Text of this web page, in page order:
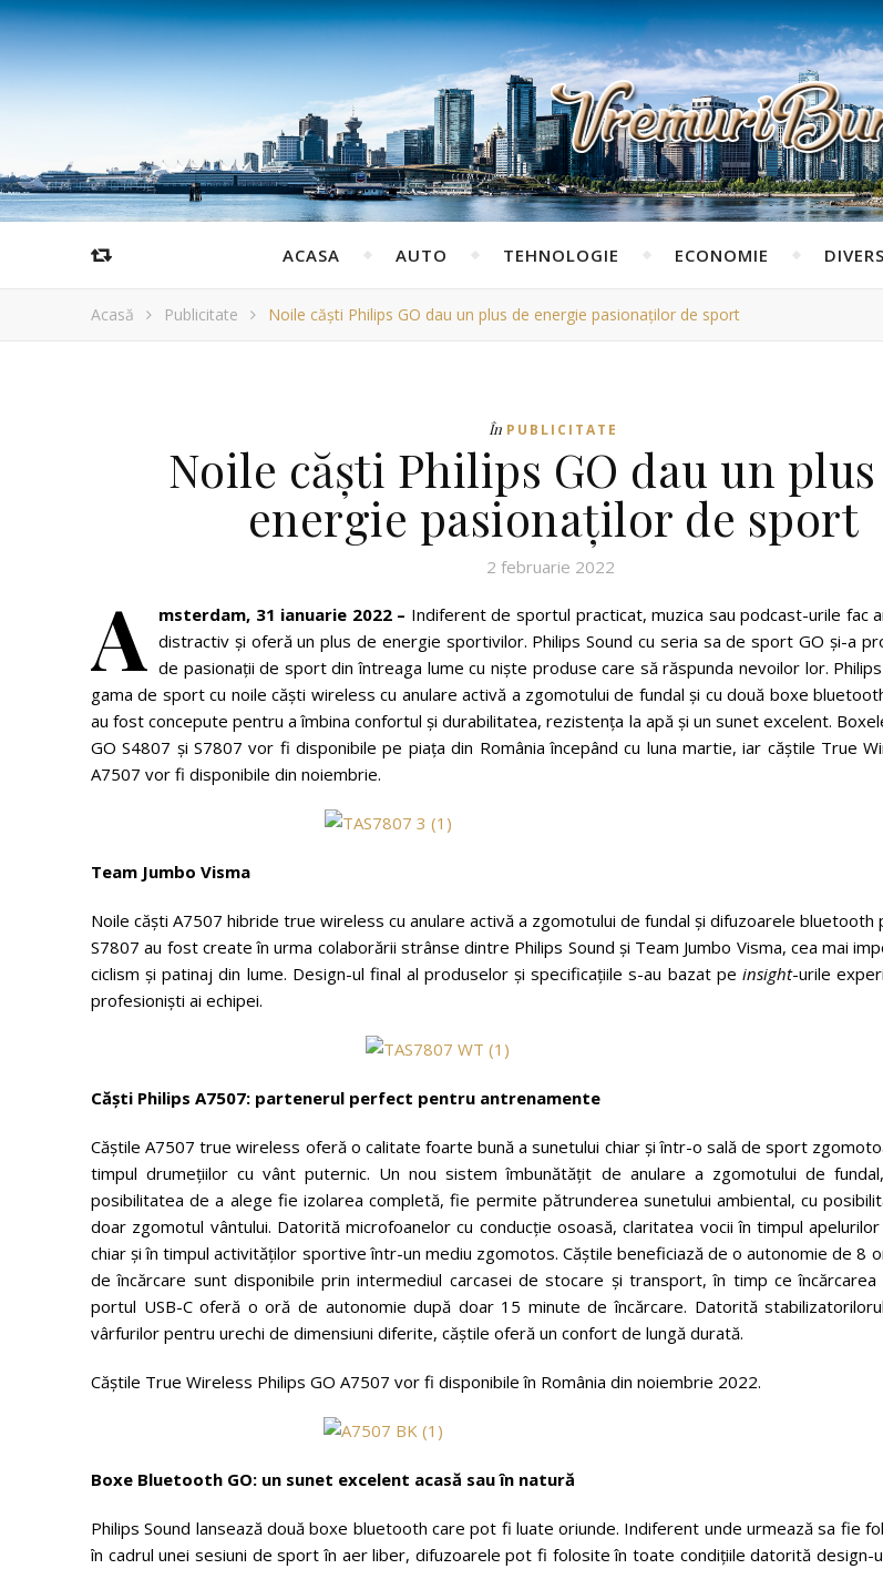
ACASA AUTO TEHNOLOGIE ECONOMIE
Acasă Publicitate Noile căști Philips GO dau un plus de energie pasionaților de sport
În PUBLICITATE
Noile căști Philips GO dau un
energie pasionaților de sport
2 februarie 2022
A msterdam, 31 ianuarie 2022 – Indiferent de sportul practicat, muzica sau podcast-urile fac
distractiv și oferă un plus de energie sportivilor. Philips Sound cu seria sa de sport GO și-a
de pasionații de sport din întreaga lume cu niște produse care să răspunda nevoilor lor.
gama de sport cu noile căști wireless cu anulare activă a zgomotului de fundal și cu două boxe
au fost concepute pentru a îmbina confortul și durabilitatea, rezistența la apă și un sunet excelent.
GO S4807 și S7807 vor fi disponibile pe piața din România începând cu luna martie, iar căștile True
A7507 vor fi disponibile din noiembrie.
Team Jumbo Visma
Noile căști A7507 hibride true wireless cu anulare activă a zgomotului de fundal și difuzoarele bluetooth
S7807 au fost create în urma colaborării strânse dintre Philips Sound și Team Jumbo Visma, cea mai
ciclism și patinaj din lume. Design-ul final al produselor și specificațiile s-au bazat pe insight-urile
profesioniști ai echipei.
Căști Philips A7507: partenerul perfect pentru antrenamente
Căștile A7507 true wireless oferă o calitate foarte bună a sunetului chiar și într-o sală de sport
timpul drumețiilor cu vânt puternic. Un nou sistem îmbunătățit de anulare a zgomotului de
posibilitatea de a alege fie izolarea completă, fie permite pătrunderea sunetului ambiental, cu
doar zgomotul vântului. Datorită microfoanelor cu conducție osoasă, claritatea vocii în timpul
chiar și în timpul activităților sportive într-un mediu zgomotos. Căștile beneficiază de o autonomie de 8
de încărcare sunt disponibile prin intermediul carcasei de stocare și transport, în timp ce
portul USB-C oferă o oră de autonomie după doar 15 minute de încărcare. Datorită
vârfurilor pentru urechi de dimensiuni diferite, căștile oferă un confort de lungă durată.
Căștile True Wireless Philips GO A7507 vor fi disponibile în România din noiembrie 2022.
Boxe Bluetooth GO: un sunet excelent acasă sau în natură
Philips Sound lansează două boxe bluetooth care pot fi luate oriunde. Indiferent unde urmează sa fie
în cadrul unei sesiuni de sport în aer liber, difuzoarele pot fi folosite în toate condițiile datorită design-